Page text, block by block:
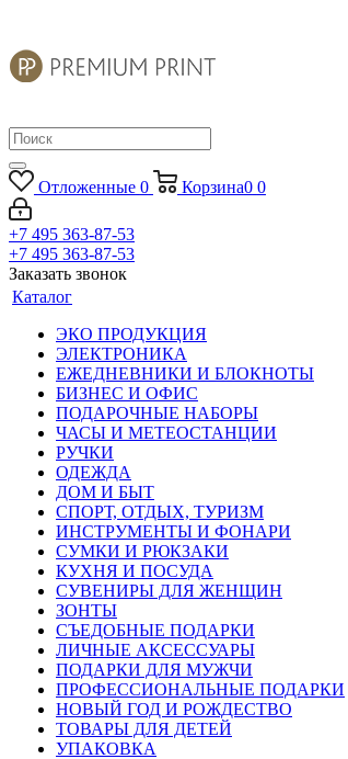
Отложенные 0 Корзина0 0
+7 495 363-87-53
+7 495 363-87-53
Заказать звонок
Каталог
ЭКО ПРОДУКЦИЯ
ЭЛЕКТРОНИКА
ЕЖЕДНЕВНИКИ И БЛОКНОТЫ
БИЗНЕС И ОФИС
ПОДАРОЧНЫЕ НАБОРЫ
ЧАСЫ И МЕТЕОСТАНЦИИ
РУЧКИ
ОДЕЖДА
ДОМ И БЫТ
СПОРТ, ОТДЫХ, ТУРИЗМ
ИНСТРУМЕНТЫ И ФОНАРИ
СУМКИ И РЮКЗАКИ
КУХНЯ И ПОСУДА
СУВЕНИРЫ ДЛЯ ЖЕНЩИН
ЗОНТЫ
СЪЕДОБНЫЕ ПОДАРКИ
ЛИЧНЫЕ АКСЕССУАРЫ
ПОДАРКИ ДЛЯ МУЖЧИ
ПРОФЕССИОНАЛЬНЫЕ ПОДАРКИ
НОВЫЙ ГОД И РОЖДЕСТВО
ТОВАРЫ ДЛЯ ДЕТЕЙ
УПАКОВКА